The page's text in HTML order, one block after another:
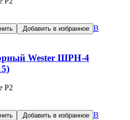
Добавить в избранное В
Wester ШРН-4
Р2
Добавить в избранное В